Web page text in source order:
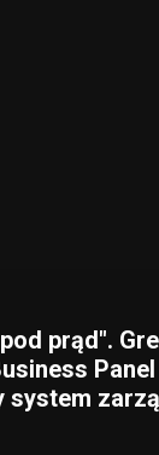
prąd".
system